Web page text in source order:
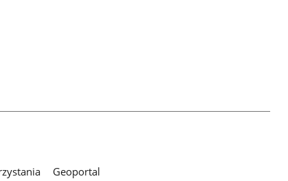
Geoportal